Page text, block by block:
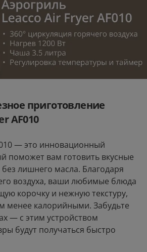
приготовление
AF010
— это инновационный
поможет вам готовить вкусные
лишнего масла. Благодаря
воздуха, ваши любимые блюда
корочку и нежную текстуру,
менее калорийными. Забудьте
— с этим устройством
будут получаться быстро